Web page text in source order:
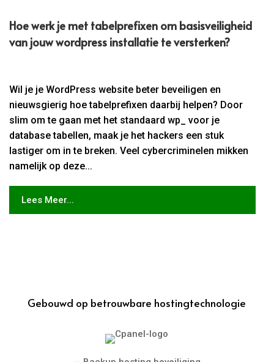
Hoe werk je met tabelprefixen om basisveiligheid
van jouw wordpress installatie te versterken?
Wil je je WordPress website beter beveiligen en
nieuwsgierig hoe tabelprefixen daarbij helpen? Door
slim om te gaan met het standaard wp_ voor je
database tabellen, maak je het hackers een stuk
lastiger om in te breken. Veel cybercriminelen mikken
namelijk op deze...
Lees Meer...
Gebouwd op betrouwbare hostingtechnologie